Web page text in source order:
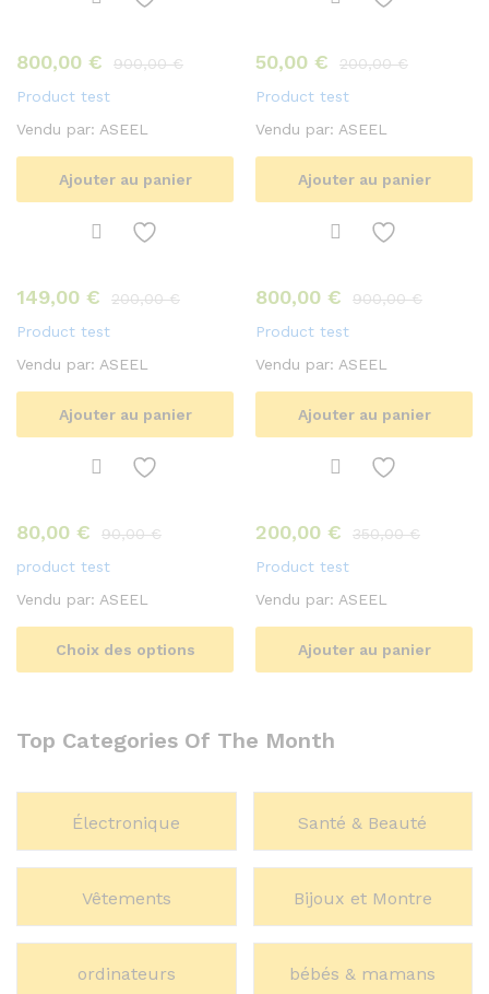
800,00 € 900,00€
Product test
Vendu par: ASEEL
Ajouter au panier
50,00 € 200,00€
Product test
Vendu par: ASEEL
Ajouter au panier
149,00 € 200,00€
Product test
Vendu par: ASEEL
Ajouter au panier
800,00 € 900,00€
Product test
Vendu par: ASEEL
Ajouter au panier
80,00 € 90,00€
product test
Vendu par: ASEEL
Choix des options
200,00 € 350,00€
Product test
Vendu par: ASEEL
Ajouter au panier
Top Categories Of The Month
Électronique
Vêtements
ordinateurs
Santé & Beauté
Bijoux et Montre
bébés & mamans